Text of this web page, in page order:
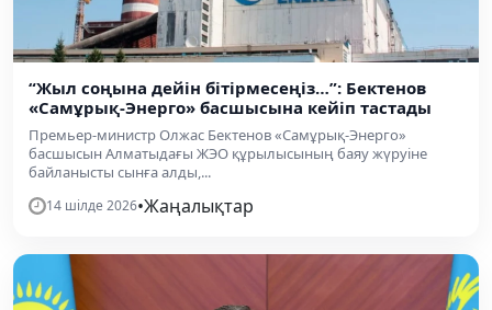
“Жыл соңына дейін бітірмесеңіз…”: Бектенов
«Самұрық-Энерго» басшысына кейіп тастады
Премьер-министр Олжас Бектенов «Самұрық-Энерго»
басшысын Алматыдағы ЖЭО құрылысының баяу жүруіне
байланысты сынға алды,...
14 шілде 2026•Жаңалықтар